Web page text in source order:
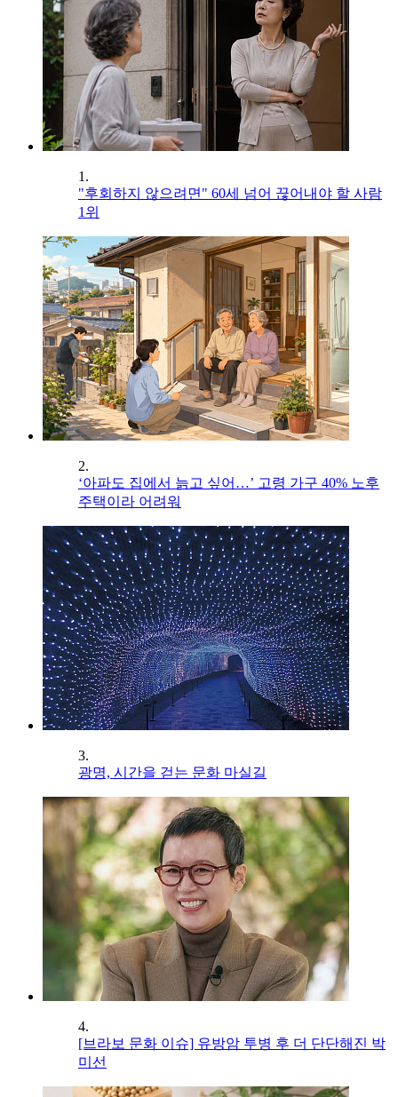
1.
"후회하지 않으려면" 60세 넘어 끊어내야 할 사람
1위
2.
‘아파도 집에서 늙고 싶어…’ 고령 가구 40% 노후
주택이라 어려워
3.
광명, 시간을 걷는 문화 마실길
4.
[브라보 문화 이슈] 유방암 투병 후 더 단단해진 박
미선